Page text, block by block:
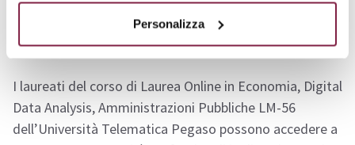
Personalizza
Sbocchi lavorativi
I laureati del corso di Laurea Online in Economia, Digital
Data Analysis, Amministrazioni Pubbliche LM-56
dell’Università Telematica Pegaso possono accedere a